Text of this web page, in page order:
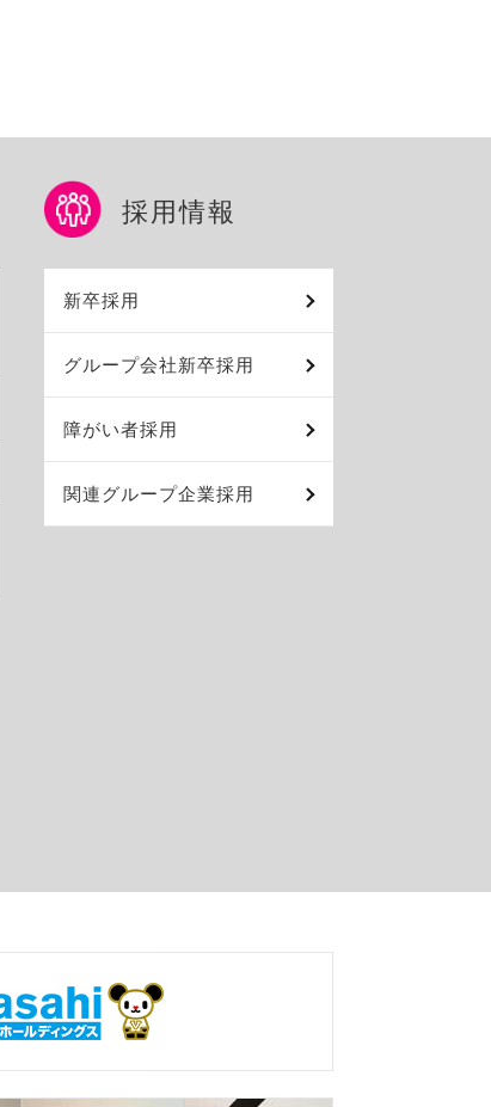
採用情報
新卒採用
グループ会社新卒採用
障がい者採用
関連グループ企業採用